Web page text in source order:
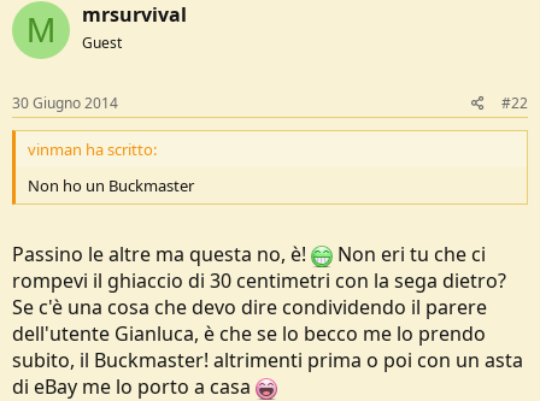
M mrsurvival
Guest
30 Giugno 2014 #22
vinman ha scritto:
Non ho un Buckmaster
Passino le altre ma questa no, è!
Non eri tu che ci
rompevi il ghiaccio di 30 centimetri con la sega dietro?
Se c'è una cosa che devo dire condividendo il parere
dell'utente Gianluca, è che se lo becco me lo prendo
subito, il Buckmaster! altrimenti prima o poi con un asta
di eBay me lo porto a casa